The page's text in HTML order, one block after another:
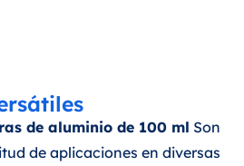
de aluminio de 100 ml Son
de aplicaciones en diversas